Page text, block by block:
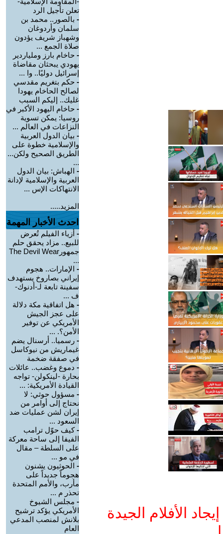
الأفلام الجيدة
تعلن تأجيل الرد
- بالصور.. محمد بن
سلمان وأردوغان
وشهباز شريف يؤدون
صلاة الجمع ...
- حاخام بارز وملياردير
يهودي يبحثان مقاضاة
إسرائيل دوليًا.. وا ...
- حكم بتغريم مقدسي
لصالح الحاخام يهودا
غليك.. إليكم السبب
- حاخام اليهود الأكبر في
روسيا: يمكن تسوية
النزاعات في العالم ...
- بيان الدول العربية
والإسلامية خطوة على
الطريق الصحيح ولكن...
...
- الهباش: بيان الدول
العربية والإسلامية لإدانة
الانتهاكات الإس ...
المزيد.....
احدث الأخبار المهمة
- أزياء الفيلم تُعرض
للبيع.. مزاد يحقق حلم
جمهورThe Devil Wear
...
- الإمارات.. هجوم
إيراني بصاروخ يستهدف
سفينة تابعة لـ-أدنوك-
ف ...
- هل اتفاقية مكة دلالة
على عجز الجيش
الأمريكي عن توفير
الأمن؟. ...
- رسميا.. أرسنال يضم
غيماريش من نيوكاسل
في صفقة ضخمة
- دموع وغضب.. عائلات
بحارة -لينكولن- تواجه
القيادة الأمريكية: ...
- مسؤول حوثي: لا
نحتاج إلى أوامر من
إيران لشن عمليات ضد
السعود ...
-كيف حوّل ترامب
الفيفا إلى ساحة معركة
على السلطة – مقال
في مو ...
- الحوثيون يشنون
هجوماً جديداً على
مأرب، والأمم المتحدة
تحذر م ...
- مجلس الشيوخ
الأمريكي يؤكد ترشيح
بلانش لمنصب المدعي
العام